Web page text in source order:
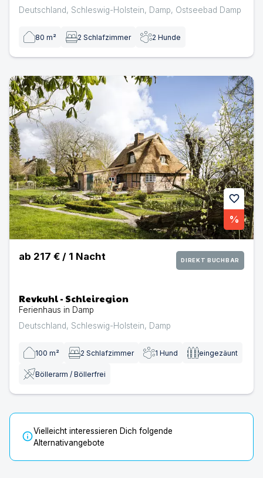
Deutschland, Schleswig-Holstein, Damp, Ostseebad Damp
80 m² 2 Schlafzimmer 2 Hunde
favorite
%
Revkuhl - Schleiregion | Ferienhaus in Damp
ab 217 € / 1 Nacht DIREKT BUCHBAR
Revkuhl - Schleiregion
Ferienhaus in Damp
Deutschland, Schleswig-Holstein, Damp
100 m² 2 Schlafzimmer 1 Hund eingezäunt
Böllerarm / Böllerfrei
infoVielleicht interessieren Dich folgende
Alternativangebote